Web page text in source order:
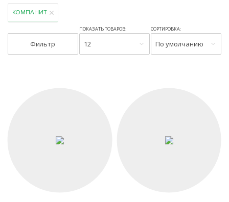
КОМПАНИТ
Фильтр
ПОКАЗАТЬ ТОВАРОВ:
12
СОРТИРОВКА:
По умолчанию